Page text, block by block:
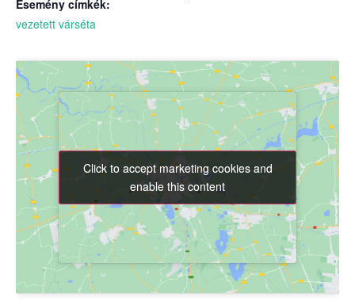
Esemény címkék:
vezetett várséta
Click to accept marketing cookies and
enable this content
Click to accept marketing cookies and
enable this content